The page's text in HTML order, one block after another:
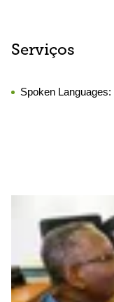
Serviços
Spoken Languages: